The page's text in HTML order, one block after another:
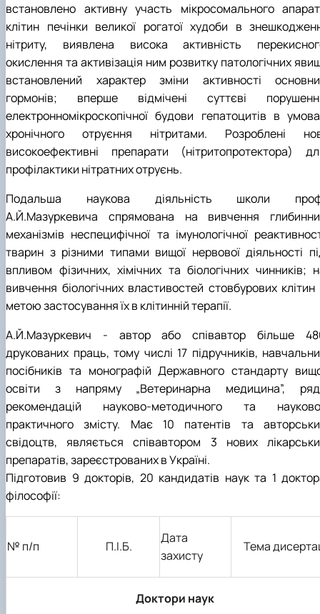
встановлено активну участь мiкросомального
клітин печінки великої рогатої худоби в
нітриту, виявлена висока активність
окислення та активізація ним розвитку патологічних
встановлений характер зміни активності
гормонів; вперше відмічені суттєві
електронномiкроскопiчної будови гепатоцитів в
хронічного отруєння нітритами. Розроблені
високоефективні препарати (нітритопротектора)
профілактики нітратних отруєнь.
Подальша наукова діяльність школи
А.Й.Мазуркевича спрямована на вивчення
механізмів неспецифічної та імунологічної
тварин з різними типами вищої нервової діяльності
впливом фізичних, хімічних та біологічних чинників;
вивчення біологічних властивостей стовбурових клітин
метою застосування їх в клітинній терапії.
А.Й.Мазуркевич - автор або співавтор більше
друкованих праць, тому числі 17 підручників,
посібників та монографій Державного стандарту
освіти з напряму „Ветеринарна медицина”,
рекомендацій науково-методичного та
практичного змісту. Має 10 патентів та
свідоцтв, являється співавтором 3 нових
препаратів, зареєстрованих в Україні.
Підготовив 9 докторів, 20 кандидатів наук та 1
філософії:
№ п/п П.І.Б.
Дата
захисту
Тема
Доктори наук